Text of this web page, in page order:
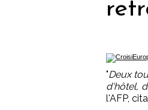
"Deux
d'hôtel,
l'AFP,